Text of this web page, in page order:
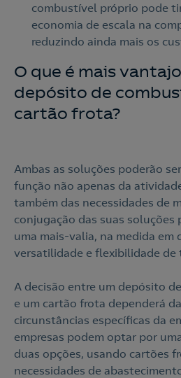
combustível próprio pode
economia de escala na
reduzindo ainda mais os
O que é mais
depósito de
cartão frota?
Ambas as soluções poderão
função não apenas da
também das necessidades de
conjugação das suas soluções
uma mais-valia, na medida em
versatilidade e flexibilidade de
A decisão entre um depósito
e um cartão frota dependerá
circunstâncias específicas da
empresas podem optar por
duas opções, usando cartões
necessidades de